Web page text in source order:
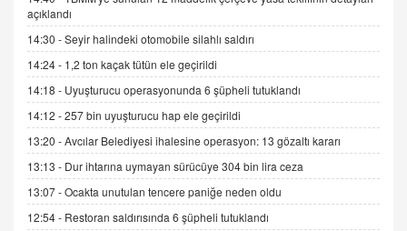
ADEM AKÖL
Esed Destekçilerinin Yüzüne Vurulan Şamar:
Sednaya
11.12.2024 12:30
DR. EKREM ASLAN
Gerçek Ne, Algı Ne? "Beraber Yürüyoruz"
Cümlesinin Peşinden
19.07.2025 12:45
açıklandı
14:30 -Seyir halindeki otomobile silahlı saldırı
14:24 - 1,2 ton kaçak tütün ele geçirildi
14:18 - Uyuşturucu operasyonunda 6 şüpheli tutuklandı
14:12 -257 bin uyuşturucu hap ele geçirildi
13:20 -Avcılar Belediyesi ihalesine operasyon: 13 gözaltı kararı
13:13 - Dur ihtarına uymayan sürücüye 304 bin lira ceza
13:07 -Ocakta unutulan tencere paniğe neden oldu
12:54 - Restoran saldırısında 6 şüpheli tutuklandı